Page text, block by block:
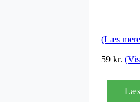
(Læs
59 kr.